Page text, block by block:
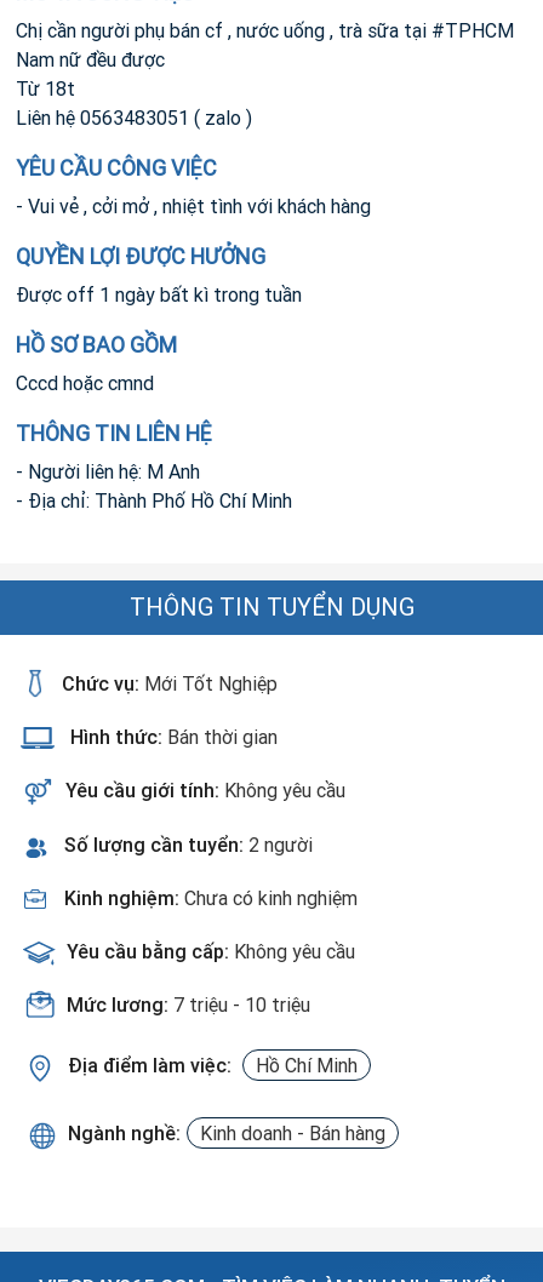
Chị cần người phụ bán cf , nước uống , trà sữa tại #TPHCM
Nam nữ đều được
Từ 18t
Liên hệ 0563483051 ( zalo )
YÊU CẦU CÔNG VIỆC
- Vui vẻ , cởi mở , nhiệt tình với khách hàng
QUYỀN LỢI ĐƯỢC HƯỞNG
Được off 1 ngày bất kì trong tuần
HỒ SƠ BAO GỒM
Cccd hoặc cmnd
THÔNG TIN LIÊN HỆ
- Người liên hệ: M Anh
- Địa chỉ: Thành Phố Hồ Chí Minh
THÔNG TIN TUYỂN DỤNG
Chức vụ: Mới Tốt Nghiệp
Hình thức: Bán thời gian
Yêu cầu giới tính: Không yêu cầu
Số lượng cần tuyển: 2 người
Kinh nghiệm: Chưa có kinh nghiệm
Yêu cầu bằng cấp: Không yêu cầu
Mức lương: 7 triệu - 10 triệu
Địa điểm làm việc: Hồ Chí Minh
Ngành nghề: Kinh doanh - Bán hàng